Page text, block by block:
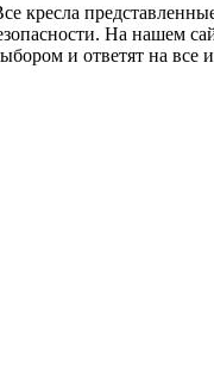
На нашем
и ответят на все